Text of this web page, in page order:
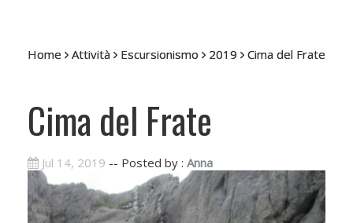
Home Attività Escursionismo 2019 Cima del Frate
Cima del Frate
Jul 14, 2019 -- Posted by : Anna